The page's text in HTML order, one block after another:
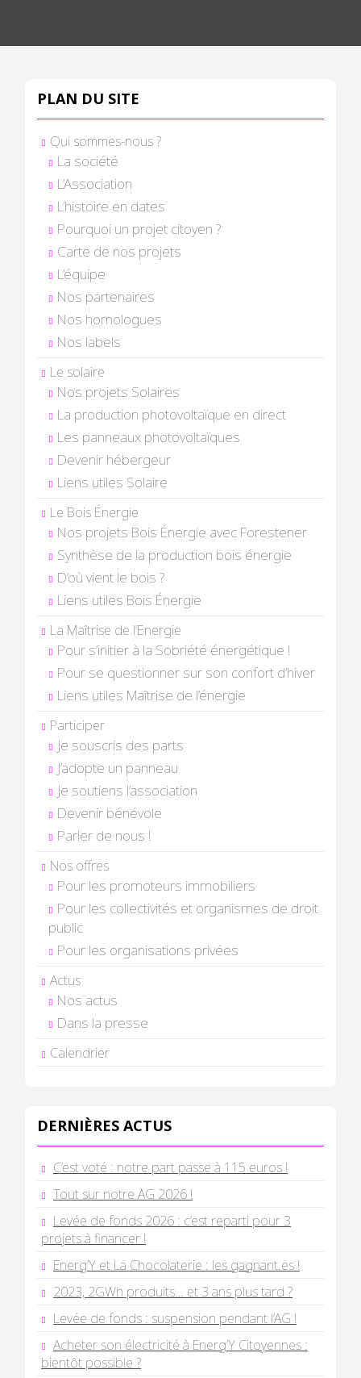
PLAN DU SITE
Qui sommes-nous ?
La société
L’Association
L’histoire en dates
Pourquoi un projet citoyen ?
Carte de nos projets
L’équipe
Nos partenaires
Nos homologues
Nos labels
Le solaire
Nos projets Solaires
La production photovoltaïque en direct
Les panneaux photovoltaïques
Devenir hébergeur
Liens utiles Solaire
Le Bois Énergie
Nos projets Bois Énergie avec Forestener
Synthèse de la production bois énergie
D’où vient le bois ?
Liens utiles Bois Énergie
La Maîtrise de l’Energie
Pour s’initier à la Sobriété énergétique !
Pour se questionner sur son confort d’hiver
Liens utiles Maîtrise de l’énergie
Participer
Je souscris des parts
J’adopte un panneau
Je soutiens l’association
Devenir bénévole
Parler de nous !
Nos offres
Pour les promoteurs immobiliers
Pour les collectivités et organismes de droit
public
Pour les organisations privées
Actus
Nos actus
Dans la presse
Calendrier
DERNIÈRES ACTUS
C’est voté : notre part passe à 115 euros !
Tout sur notre AG 2026 !
Levée de fonds 2026 : c’est reparti pour 3
projets à financer !
Energ’Y et La Chocolaterie : les gagnant.es !
2023, 2GWh produits… et 3 ans plus tard ?
Levée de fonds : suspension pendant l’AG !
Acheter son électricité à Energ’Y Citoyennes :
bientôt possible ?